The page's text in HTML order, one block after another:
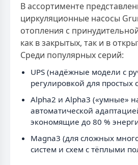
В ассортименте
циркуляционные насосы
отопления с
как в закрытых, так и в
Среди популярных серий:
UPS (надёжные модели с
регулировкой для простых
Alpha2 и Alpha3 («умные»
автоматической
экономящие до 80 %
Magna3 (для сложных
систем и схем с тёплыми